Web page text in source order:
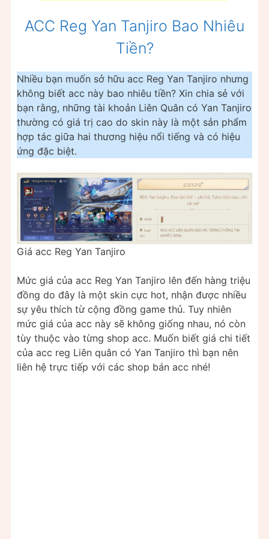
ACC Reg Yan Tanjiro Bao Nhiêu
Tiền?
Nhiều bạn muốn sở hữu acc Reg Yan Tanjiro nhưng
không biết acc này bao nhiêu tiền? Xin chia sẻ với
bạn rằng, những tài khoản Liên Quân có Yan Tanjiro
thường có giá trị cao do skin này là một sản phẩm
hợp tác giữa hai thương hiệu nổi tiếng và có hiệu
ứng đặc biệt.
Giá acc Reg Yan Tanjiro
Mức giá của acc Reg Yan Tanjiro lên đến hàng triệu
đồng do đây là một skin cực hot, nhận được nhiều
sự yêu thích từ cộng đồng game thủ. Tuy nhiên
mức giá của acc này sẽ không giống nhau, nó còn
tùy thuộc vào từng shop acc. Muốn biết giá chi tiết
của acc reg Liên quân có Yan Tanjiro thì bạn nên
liên hệ trực tiếp với các shop bán acc nhé!